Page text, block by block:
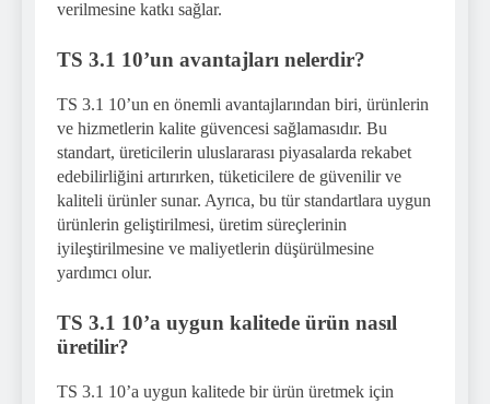
verilmesine katkı sağlar.
TS 3.1 10’un avantajları nelerdir?
TS 3.1 10’un en önemli avantajlarından biri, ürünlerin
ve hizmetlerin kalite güvencesi sağlamasıdır. Bu
standart, üreticilerin uluslararası piyasalarda rekabet
edebilirliğini artırırken, tüketicilere de güvenilir ve
kaliteli ürünler sunar. Ayrıca, bu tür standartlara uygun
ürünlerin geliştirilmesi, üretim süreçlerinin
iyileştirilmesine ve maliyetlerin düşürülmesine
yardımcı olur.
TS 3.1 10’a uygun kalitede ürün nasıl
üretilir?
TS 3.1 10’a uygun kalitede bir ürün üretmek için